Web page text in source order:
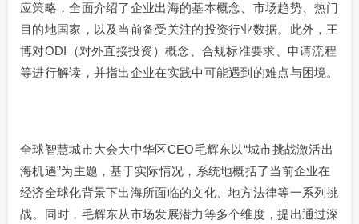
应策略，全面介绍了企业出海的基本概念、市场趋势、热门
目的地国家，以及当前备受关注的投资行业数据。此外，王
博对ODI（对外直接投资）概念、合规标准要求、申请流程
等进行解读，并指出企业在实践中可能遇到的难点与困境。
全球智慧城市大会大中华区CEO毛辉东以“城市挑战激活出
海机遇”为主题，基于实际情况，系统地概括了当前企业在
经济全球化背景下出海所面临的文化、地方法律等一系列挑
战。同时，毛辉东从市场发展潜力等多个维度，提出通过深